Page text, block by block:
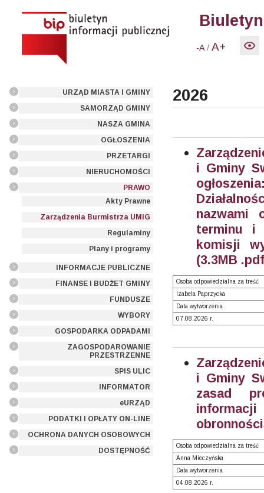
-A /A+
URZĄD MIASTA I GMINY
SAMORZĄD GMINY
NASZA GMINA
OGŁOSZENIA
PRZETARGI
NIERUCHOMOŚCI
PRAWO
Akty Prawne
Zarządzenia Burmistrza UMiG
Regulaminy
Plany i programy
INFORMACJE PUBLICZNE
FINANSE I BUDŻET GMINY
FUNDUSZE
WYBORY
GOSPODARKA ODPADAMI
ZAGOSPODAROWANIE
PRZESTRZENNE
SPIS ULIC
INFORMATOR
eURZĄD
PODATKI I OPŁATY ON-LINE
OCHRONA DANYCH OSOBOWYCH
DOSTĘPNOŚĆ
2026
i Gminy
nazwami
terminu i
komisji
(3.3MB
Osoba odpowiedzialna za treść
Izabela Paprzycka
Data wytworzenia
07.08.2026 r.
i Gminy
zasad
informacji
Osoba odpowiedzialna za treść
Anna Mieczyńska
Data wytworzenia
04.08.2026 r.